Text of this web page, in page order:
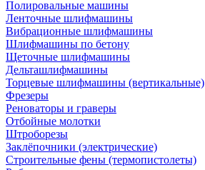
Полировальные машины
Ленточные шлифмашины
Вибрационные шлифмашины
Шлифмашины по бетону
Щеточные шлифмашины
Дельташлифмашины
Торцевые шлифмашины (вертикальные)
Фрезеры
Реноваторы и граверы
Отбойные молотки
Штроборезы
Заклёпочники (электрические)
Строительные фены (термопистолеты)